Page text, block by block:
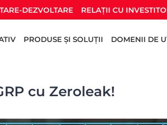
DEZVOLTARE RELAȚII CU
PRODUSE ȘI SOLUȚII DOMENII DE
cu Zeroleak!